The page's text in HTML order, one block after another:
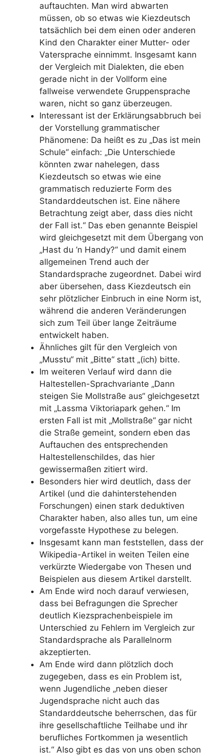
auftauchten. Man wird abwarten
müssen, ob so etwas wie Kiezdeutsch
tatsächlich bei dem einen oder anderen
Kind den Charakter einer Mutter- oder
Vatersprache einnimmt. Insgesamt kann
der Vergleich mit Dialekten, die eben
gerade nicht in der Vollform eine
fallweise verwendete Gruppensprache
waren, nicht so ganz überzeugen.
Interessant ist der Erklärungsabbruch bei
der Vorstellung grammatischer
Phänomene: Da heißt es zu „Das ist mein
Schule“ einfach: „Die Unterschiede
könnten zwar nahelegen, dass
Kiezdeutsch so etwas wie eine
grammatisch reduzierte Form des
Standarddeutschen ist. Eine nähere
Betrachtung zeigt aber, dass dies nicht
der Fall ist.“ Das eben genannte Beispiel
wird gleichgesetzt mit dem Übergang von
„Hast du ’n Handy?“ und damit einem
allgemeinen Trend auch der
Standardsprache zugeordnet. Dabei wird
aber übersehen, dass Kiezdeutsch ein
sehr plötzlicher Einbruch in eine Norm ist,
während die anderen Veränderungen
sich zum Teil über lange Zeiträume
entwickelt haben.
Ähnliches gilt für den Vergleich von
„Musstu“ mit „Bitte“ statt „(ich) bitte.
Im weiteren Verlauf wird dann die
Haltestellen-Sprachvariante „Dann
steigen Sie Mollstraße aus“ gleichgesetzt
mit „Lassma Viktoriapark gehen.“ Im
ersten Fall ist mit „Mollstraße“ gar nicht
die Straße gemeint, sondern eben das
Auftauchen des entsprechenden
Haltestellenschildes, das hier
gewissermaßen zitiert wird.
Besonders hier wird deutlich, dass der
Artikel (und die dahinterstehenden
Forschungen) einen stark deduktiven
Charakter haben, also alles tun, um eine
vorgefasste Hypothese zu belegen.
Insgesamt kann man feststellen, dass der
Wikipedia-Artikel in weiten Teilen eine
verkürzte Wiedergabe von Thesen und
Beispielen aus diesem Artikel darstellt.
Am Ende wird noch darauf verwiesen,
dass bei Befragungen die Sprecher
deutlich Kiezsprachenbeispiele im
Unterschied zu Fehlern im Vergleich zur
Standardsprache als Parallelnorm
akzeptierten.
Am Ende wird dann plötzlich doch
zugegeben, dass es ein Problem ist,
wenn Jugendliche „neben dieser
Jugendsprache nicht auch das
Standarddeutsche beherrschen, das für
ihre gesellschaftliche Teilhabe und ihr
berufliches Fortkommen ja wesentlich
ist.“ Also gibt es das von uns oben schon